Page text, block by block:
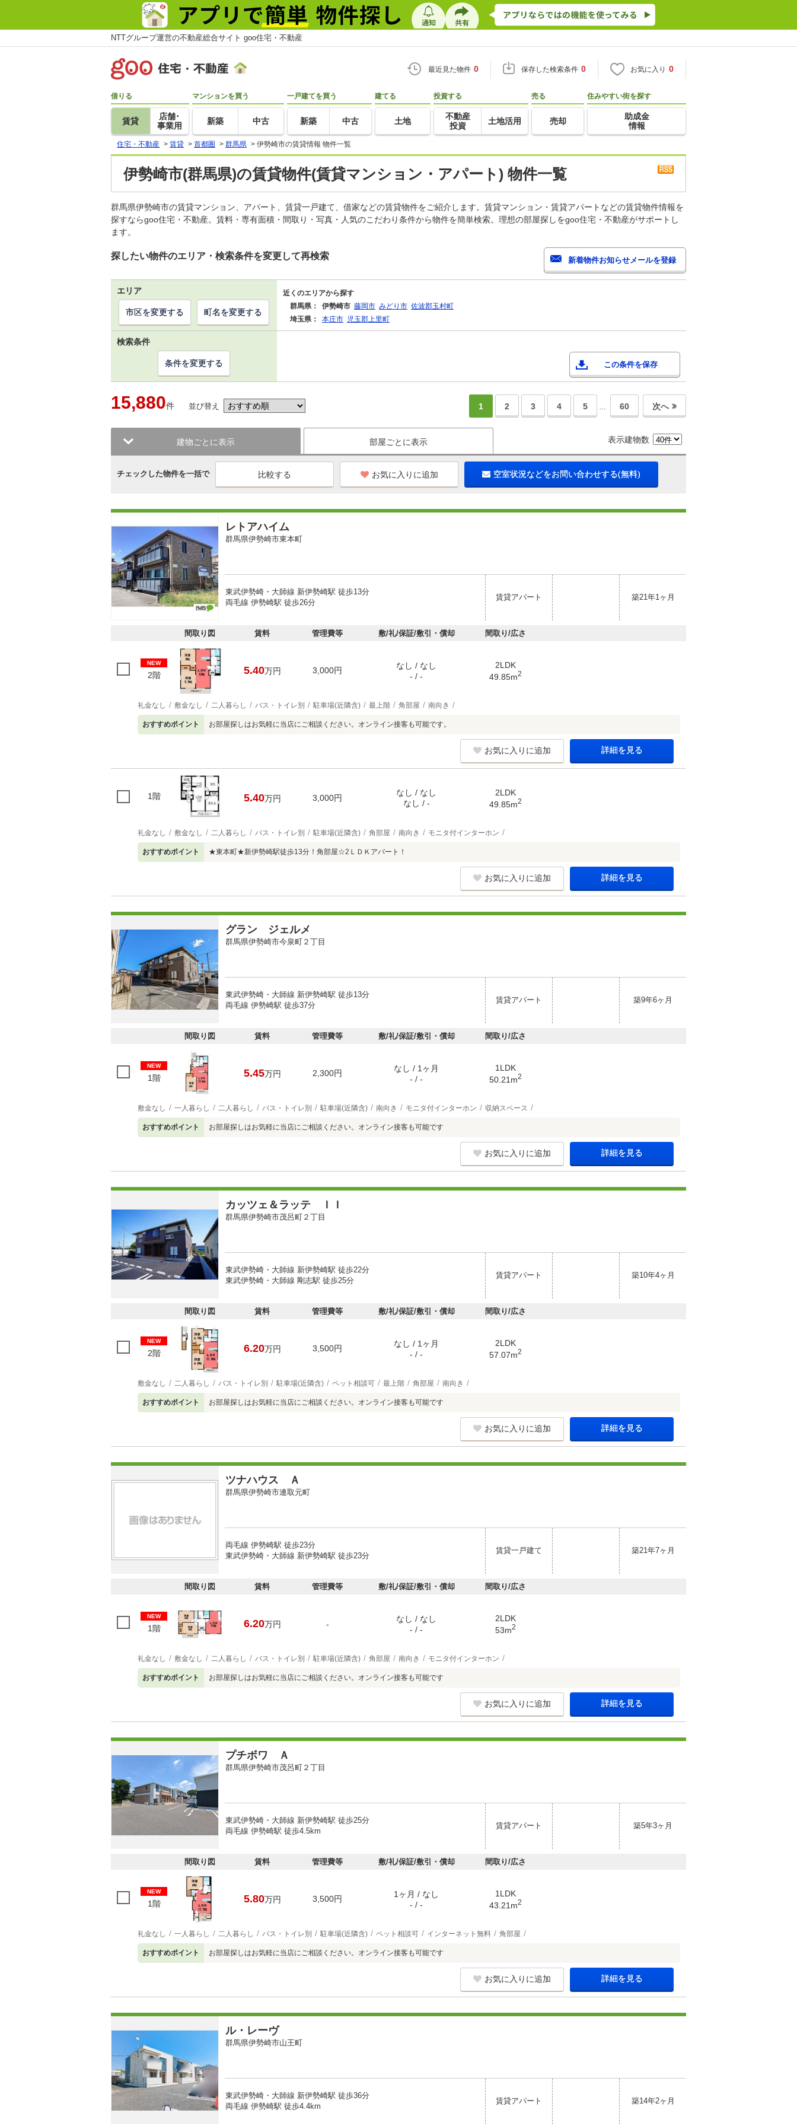
NTTグループ運営の不動産総合サイト goo住宅・不動産
最近見た物件 0 保存した検索条件 0 お気に入り 0
借りる
賃貸
店舗･
事業用
マンションを買う
新築 中古
一戸建てを買う
新築 中古
建てる
土地
投資する
不動産
投資
土地活用
売る
売却
住みやすい街を探す
助成金
情報
住宅・不動産 > 賃貸 > 首都圏 > 群馬県 > 伊勢崎市の賃貸情報 物件一覧
伊勢崎市(群馬県)の賃貸物件(賃貸マンション・アパート) 物件一覧
群馬県伊勢崎市の賃貸マンション、アパート、賃貸一戸建て、借家などの賃貸物件をご紹介します。賃貸マンション・賃貸アパートなどの賃貸物件情報を
探すならgoo住宅・不動産。賃料・専有面積・間取り・写真・人気のこだわり条件から物件を簡単検索。理想の部屋探しをgoo住宅・不動産がサポートし
ます。
探したい物件のエリア・検索条件を変更して再検索
エリア
近くのエリアから探す
群馬県：
伊勢崎市 藤岡市 みどり市 佐波郡玉村町
埼玉県：
本庄市 児玉郡上里町
市区を変更する 町名を変更する
検索条件
この条件を保存
条件を変更する
15,880件 並び替え 1 2 3 4 5 … 60 次へ
建物ごとに表示 部屋ごとに表示 表示建物数
チェックした物件を一括で お気に入りに追加 空室状況などをお問い合わせする(無料)
レトアハイム
群馬県伊勢崎市東本町
東武伊勢崎・大師線 新伊勢崎駅 徒歩13分
両毛線 伊勢崎駅 徒歩26分
賃貸アパート 築21年1ヶ月
間取り図 賃料 管理費等 敷/礼/保証/敷引・償却 間取り/広さ
NEW
2階 5.40万円 3,000円
なし / なし
- / -
2LDK
49.85m2
礼金なし 敷金なし 二人暮らし バス・トイレ別 駐車場(近隣含) 最上階 角部屋 南向き
おすすめポイント お部屋探しはお気軽に当店にご相談ください。オンライン接客も可能です。
お気に入りに追加 詳細を見る
1階 5.40万円 3,000円
なし / なし
なし / -
2LDK
49.85m2
礼金なし 敷金なし 二人暮らし バス・トイレ別 駐車場(近隣含) 角部屋 南向き モニタ付インターホン
おすすめポイント ★東本町★新伊勢崎駅徒歩13分！角部屋☆2ＬＤＫアパート！
お気に入りに追加 詳細を見る
グラン ジェルメ
群馬県伊勢崎市今泉町２丁目
東武伊勢崎・大師線 新伊勢崎駅 徒歩13分
両毛線 伊勢崎駅 徒歩37分
賃貸アパート 築9年6ヶ月
間取り図 賃料 管理費等 敷/礼/保証/敷引・償却 間取り/広さ
NEW
1階 5.45万円 2,300円
なし / 1ヶ月
- / -
1LDK
50.21m2
敷金なし 一人暮らし 二人暮らし バス・トイレ別 駐車場(近隣含) 南向き モニタ付インターホン 収納スペース
おすすめポイント お部屋探しはお気軽に当店にご相談ください。オンライン接客も可能です
お気に入りに追加 詳細を見る
カッツェ＆ラッテ ＩＩ
群馬県伊勢崎市茂呂町２丁目
東武伊勢崎・大師線 新伊勢崎駅 徒歩22分
東武伊勢崎・大師線 剛志駅 徒歩25分
賃貸アパート 築10年4ヶ月
間取り図 賃料 管理費等 敷/礼/保証/敷引・償却 間取り/広さ
NEW
2階 6.20万円 3,500円
なし / 1ヶ月
- / -
2LDK
57.07m2
敷金なし 二人暮らし バス・トイレ別 駐車場(近隣含) ペット相談可 最上階 角部屋 南向き
おすすめポイント お部屋探しはお気軽に当店にご相談ください。オンライン接客も可能です
お気に入りに追加 詳細を見る
ツナハウス Ａ
群馬県伊勢崎市連取元町
両毛線 伊勢崎駅 徒歩23分
東武伊勢崎・大師線 新伊勢崎駅 徒歩23分
賃貸一戸建て 築21年7ヶ月
間取り図 賃料 管理費等 敷/礼/保証/敷引・償却 間取り/広さ
NEW
1階 6.20万円 -
なし / なし
- / -
2LDK
53m2
礼金なし 敷金なし 二人暮らし バス・トイレ別 駐車場(近隣含) 角部屋 南向き モニタ付インターホン
おすすめポイント お部屋探しはお気軽に当店にご相談ください。オンライン接客も可能です
お気に入りに追加 詳細を見る
プチボワ Ａ
群馬県伊勢崎市茂呂町２丁目
東武伊勢崎・大師線 新伊勢崎駅 徒歩25分
両毛線 伊勢崎駅 徒歩4.5km
賃貸アパート 築5年3ヶ月
間取り図 賃料 管理費等 敷/礼/保証/敷引・償却 間取り/広さ
NEW
1階 5.80万円 3,500円
1ヶ月 / なし
- / -
1LDK
43.21m2
礼金なし 一人暮らし 二人暮らし バス・トイレ別 駐車場(近隣含) ペット相談可 インターネット無料 角部屋
おすすめポイント お部屋探しはお気軽に当店にご相談ください。オンライン接客も可能です
お気に入りに追加 詳細を見る
ル・レーヴ
群馬県伊勢崎市山王町
東武伊勢崎・大師線 新伊勢崎駅 徒歩36分
両毛線 伊勢崎駅 徒歩4.4km
賃貸アパート 築14年2ヶ月